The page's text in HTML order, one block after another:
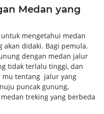
Medan yang
mengetahui medan
didaki. Bagi pemula,
dengan medan jalur
tidak terlalu tinggi, dan
mu tentang jalur yang
puncak gunung,
treking yang berbeda